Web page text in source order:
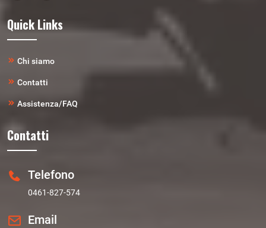
Quick Links
Chi siamo
Contatti
Assistenza/FAQ
Contatti
Telefono
0461-827-574
Email